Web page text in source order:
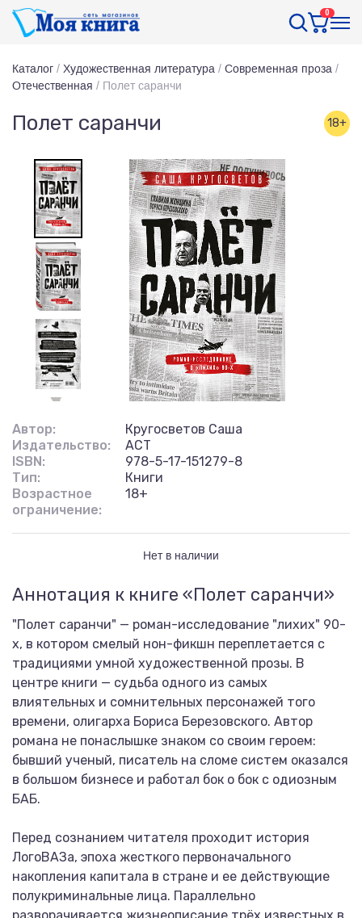
0
Каталог / Художественная литература / Современная проза /
Отечественная / Полет саранчи
Полет саранчи 18+
Автор:
Кругосветов Саша
Издательство:
АСТ
ISBN:
978-5-17-151279-8
Тип:
Книги
Возрастное
ограничение:
18+
Нет в наличии
Аннотация к книге «Полет саранчи»
"Полет саранчи" — роман-исследование "лихих" 90-
х, в котором смелый нон-фикшн переплетается с
традициями умной художественной прозы. В
центре книги — судьба одного из самых
влиятельных и сомнительных персонажей того
времени, олигарха Бориса Березовского. Автор
романа не понаслышке знаком со своим героем:
бывший ученый, писатель на сломе систем оказался
в большом бизнесе и работал бок о бок с одиозным
БАБ.
Перед сознанием читателя проходит история
ЛогоВАЗа, эпоха жесткого первоначального
накопления капитала в стране и ее действующие
полукриминальные лица. Параллельно